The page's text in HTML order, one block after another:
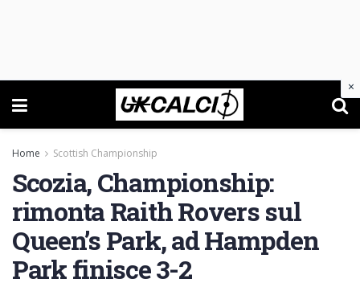
Home Scottish Championship
Scozia, Championship:
rimonta Raith Rovers sul
Queen’s Park, ad Hampden
Park finisce 3-2
×